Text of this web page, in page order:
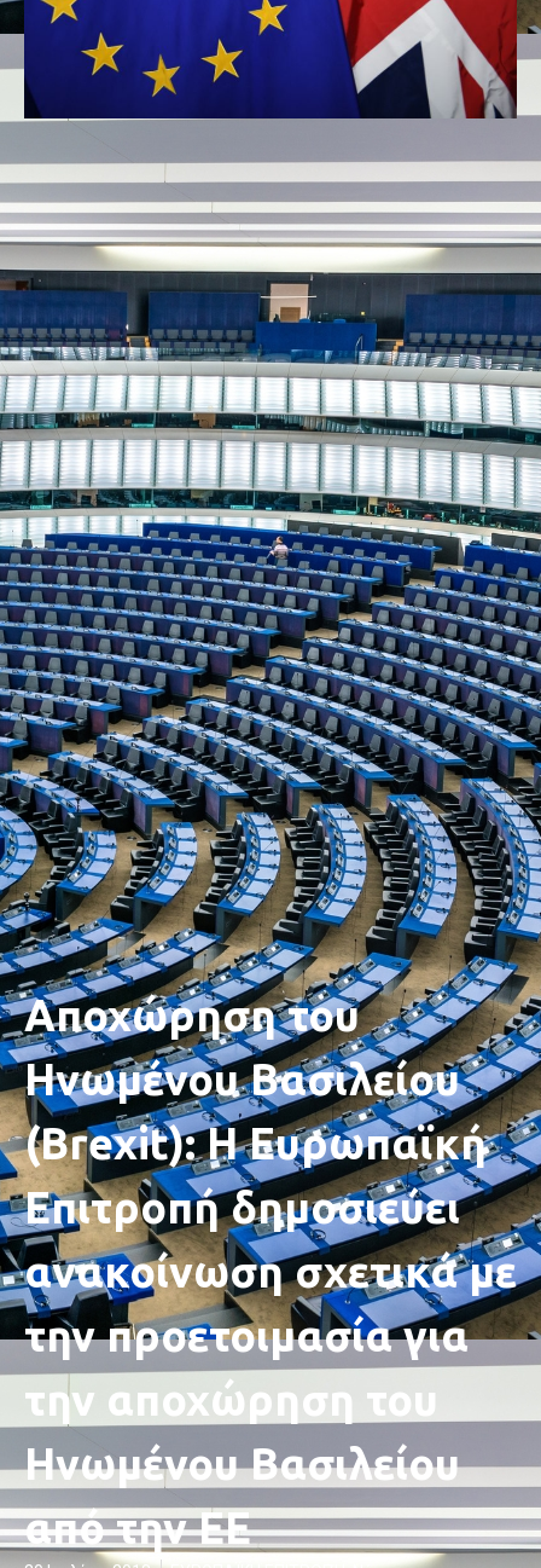
Αποχώρηση του
Ηνωμένου Βασιλείου
(Brexit): Η Ευρωπαϊκή
Επιτροπή δημοσιεύει
ανακοίνωση σχετικά με
την προετοιμασία για
την αποχώρηση του
Ηνωμένου Βασιλείου
από την ΕΕ